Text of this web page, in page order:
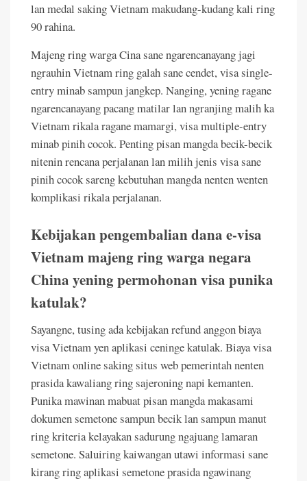
lan medal saking Vietnam makudang-kudang kali ring
90 rahina.
Majeng ring warga Cina sane ngarencanayang jagi
ngrauhin Vietnam ring galah sane cendet, visa single-
entry minab sampun jangkep. Nanging, yening ragane
ngarencanayang pacang matilar lan ngranjing malih ka
Vietnam rikala ragane mamargi, visa multiple-entry
minab pinih cocok. Penting pisan mangda becik-becik
nitenin rencana perjalanan lan milih jenis visa sane
pinih cocok sareng kebutuhan mangda nenten wenten
komplikasi rikala perjalanan.
Kebijakan pengembalian dana e-visa
Vietnam majeng ring warga negara
China yening permohonan visa punika
katulak?
Sayangne, tusing ada kebijakan refund anggon biaya
visa Vietnam yen aplikasi ceninge katulak. Biaya visa
Vietnam online saking situs web pemerintah nenten
prasida kawaliang ring sajeroning napi kemanten.
Punika mawinan mabuat pisan mangda makasami
dokumen semetone sampun becik lan sampun manut
ring kriteria kelayakan sadurung ngajuang lamaran
semetone. Saluiring kaiwangan utawi informasi sane
kirang ring aplikasi semetone prasida ngawinang